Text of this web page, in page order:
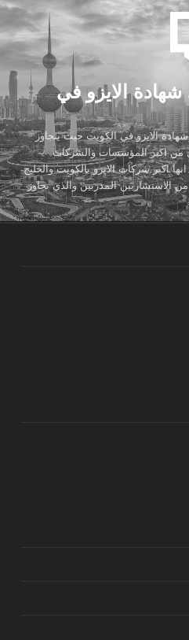
الايزو في
الايزو في الكويت حيث يتجاوز
من اكبر المؤسسات والشركات
اكبر شركات الايزو بالكويت والخليج
الاستشاريين المدربين والذي تجاوز